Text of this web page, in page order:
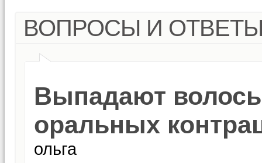
ВОПРОСЫ И
Выпадают
оральных
ольга